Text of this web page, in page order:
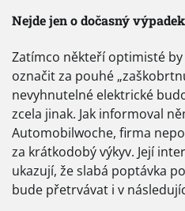
Nejde jen o dočasný výpadek
Zatímco někteří optimisté
označit za pouhé
nevyhnutelné elektrické
zcela jinak. Jak informoval
Automobilwoche, firma
za krátkodobý výkyv. Její
ukazují, že slabá poptávka
bude přetrvávat i v